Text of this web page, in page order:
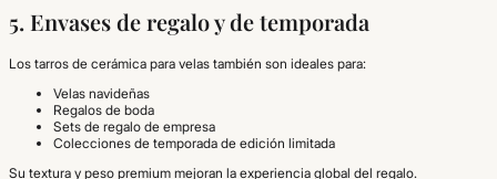
5. Envases de regalo y de temporada
Los tarros de cerámica para velas también son ideales para:
Velas navideñas
Regalos de boda
Sets de regalo de empresa
Colecciones de temporada de edición limitada
Su textura y peso premium mejoran la experiencia global del regalo.